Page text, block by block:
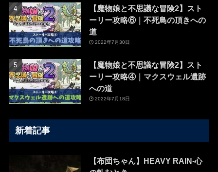
【魔物娘と不思議な冒険2】スト
ーリー攻略⑥｜不死鳥の頂きへの
道
2022年7月30日
【魔物娘と不思議な冒険2】スト
ーリー攻略④｜マクスウェル遺跡
への道
2022年7月18日
新着記事
【布団ちゃん】HEAVY RAIN-心